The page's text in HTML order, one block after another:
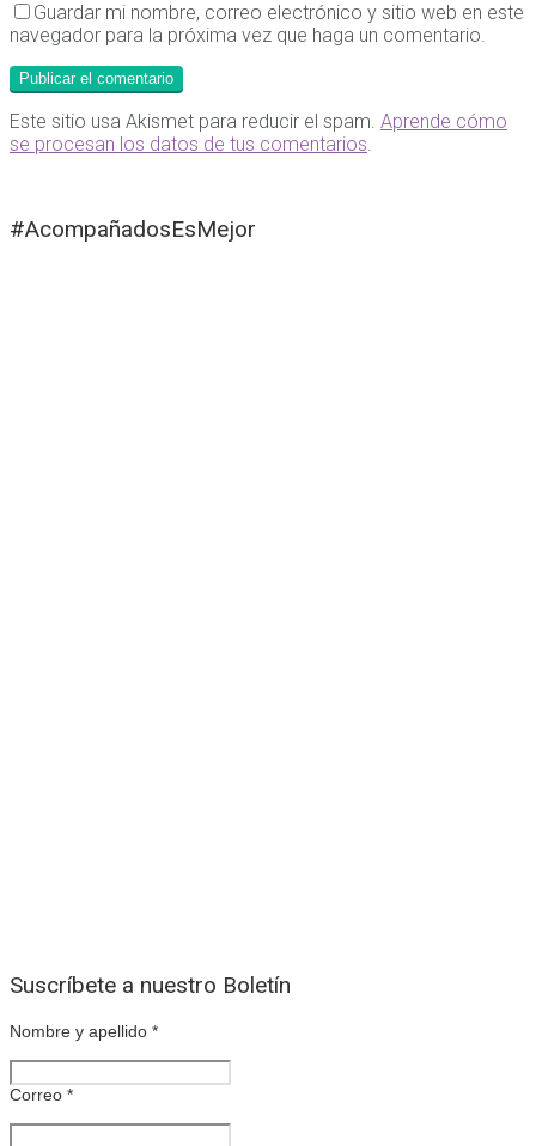
Guardar mi nombre, correo electrónico y sitio web en este
navegador para la próxima vez que haga un comentario.
Este sitio usa Akismet para reducir el spam. Aprende cómo
se procesan los datos de tus comentarios
#AcompañadosEsMejor
Suscríbete a nuestro Boletín
Nombre y apellido *
Correo *